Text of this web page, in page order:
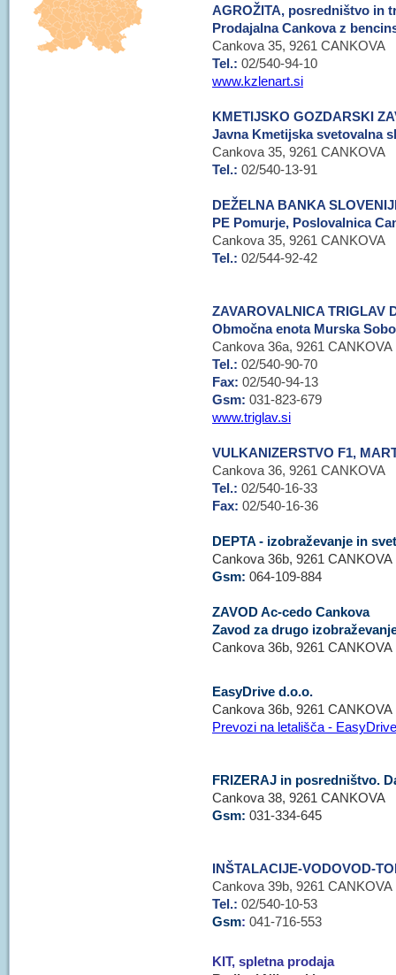
AGROŽITA, posredništvo in
Prodajalna Cankova z
Cankova 35, 9261 CANKOVA
Tel.: 02/540-94-10
www.kzlenart.si
KMETIJSKO GOZDARSKI
Javna Kmetijska svetovalna
Cankova 35, 9261 CANKOVA
Tel.: 02/540-13-91
DEŽELNA BANKA
PE Pomurje, Poslovalnica
Cankova 35, 9261 CANKOVA
Tel.: 02/544-92-42
ZAVAROVALNICA TRIGLAV
Območna enota Murska
Cankova 36a, 9261 CANKOVA
Tel.: 02/540-90-70
Fax: 02/540-94-13
Gsm: 031-823-679
www.triglav.si
VULKANIZERSTVO F1,
Cankova 36, 9261 CANKOVA
Tel.: 02/540-16-33
Fax: 02/540-16-36
DEPTA - izobraževanje in
Cankova 36b, 9261 CANKOVA
Gsm: 064-109-884
ZAVOD Ac-cedo Cankova
Zavod za drugo
Cankova 36b, 9261 CANKOVA
EasyDrive d.o.o.
Cankova 36b, 9261 CANKOVA
Prevozi na letališča - EasyDrive
FRIZERAJ in posredništvo.
Cankova 38, 9261 CANKOVA
Gsm: 031-334-645
INŠTALACIJE-VODOVOD-
Cankova 39b, 9261 CANKOVA
Tel.: 02/540-10-53
Gsm: 041-716-553
KIT, spletna prodaja